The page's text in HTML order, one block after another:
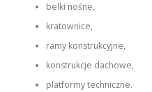
belki nośne,
kratownice,
ramy konstrukcyjne,
konstrukcje dachowe,
platformy techniczne.